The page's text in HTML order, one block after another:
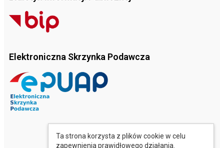
Elektroniczna Skrzynka Podawcza
Ta strona korzysta z plików cookie w celu
zapewnienia prawidłowego działania.